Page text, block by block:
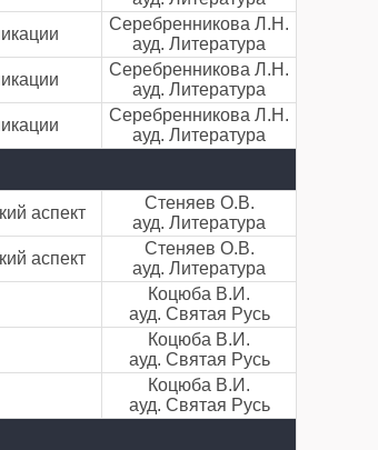
Серебренникова Л.Н.
ауд. Литература
Серебренникова Л.Н.
ауд. Литература
Серебренникова Л.Н.
ауд. Литература
аспект
Стеняев О.В.
ауд. Литература
аспект
Стеняев О.В.
ауд. Литература
Коцюба В.И.
ауд. Святая Русь
Коцюба В.И.
ауд. Святая Русь
Коцюба В.И.
ауд. Святая Русь